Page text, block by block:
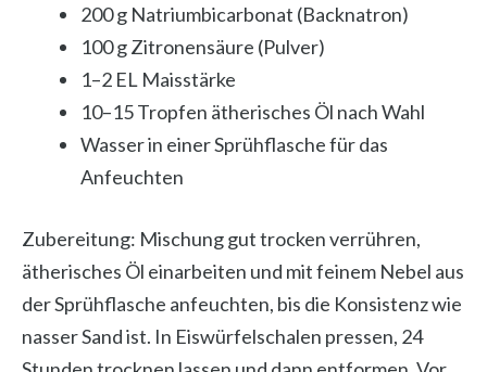
200 g Natriumbicarbonat (Backnatron)
100 g Zitronensäure (Pulver)
1–2 EL Maisstärke
10–15 Tropfen ätherisches Öl nach Wahl
Wasser in einer Sprühflasche für das
Anfeuchten
Zubereitung: Mischung gut trocken verrühren,
ätherisches Öl einarbeiten und mit feinem Nebel aus
der Sprühflasche anfeuchten, bis die Konsistenz wie
nasser Sand ist. In Eiswürfelschalen pressen, 24